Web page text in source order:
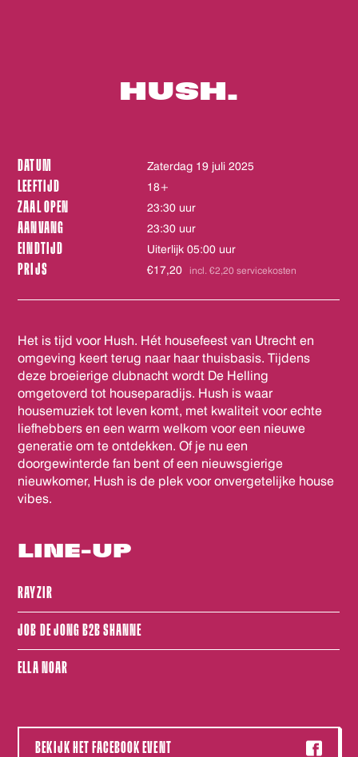
HUSH.
DATUM zaterdag 19 juli 2025
LEEFTIJD 18+
ZAAL OPEN 23:30 uur
AANVANG 23:30 uur
EINDTIJD Uiterlijk 05:00 uur
PRIJS €17,20 incl. €2,20 servicekosten
Het is tijd voor Hush. Hét housefeest van Utrecht en
omgeving keert terug naar haar thuisbasis. Tijdens
deze broeierige clubnacht wordt De Helling
omgetoverd tot houseparadijs. Hush is waar
housemuziek tot leven komt, met kwaliteit voor echte
liefhebbers en een warm welkom voor een nieuwe
generatie om te ontdekken. Of je nu een
doorgewinterde fan bent of een nieuwsgierige
nieuwkomer, Hush is de plek voor onvergetelijke house
vibes.
LINE-UP
RAYZIR
JOB DE JONG B2B SHANNE
ELLA NOAR
BEKIJK HET FACEBOOK EVENT